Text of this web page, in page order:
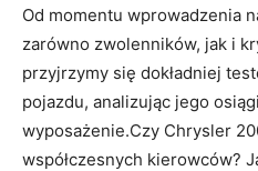
Od momentu wprowadzenia
zarówno zwolenników, jak i
przyjrzymy się dokładniej
pojazdu, analizując jego
wyposażenie.Czy Chrysler
współczesnych kierowców?